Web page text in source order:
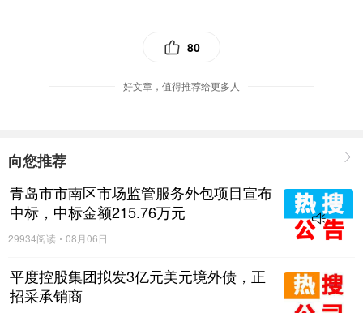
80
好文章，值得推荐给更多人
向您推荐
青岛市市南区市场监管服务外包项目宣布
中标，中标金额215.76万元
29934阅读 08月06日
平度控股集团拟发3亿元美元境外债，正
招采承销商